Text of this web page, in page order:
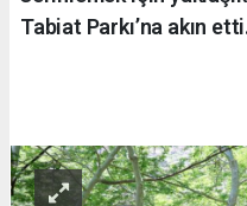
Tabiat Parkı’na akın